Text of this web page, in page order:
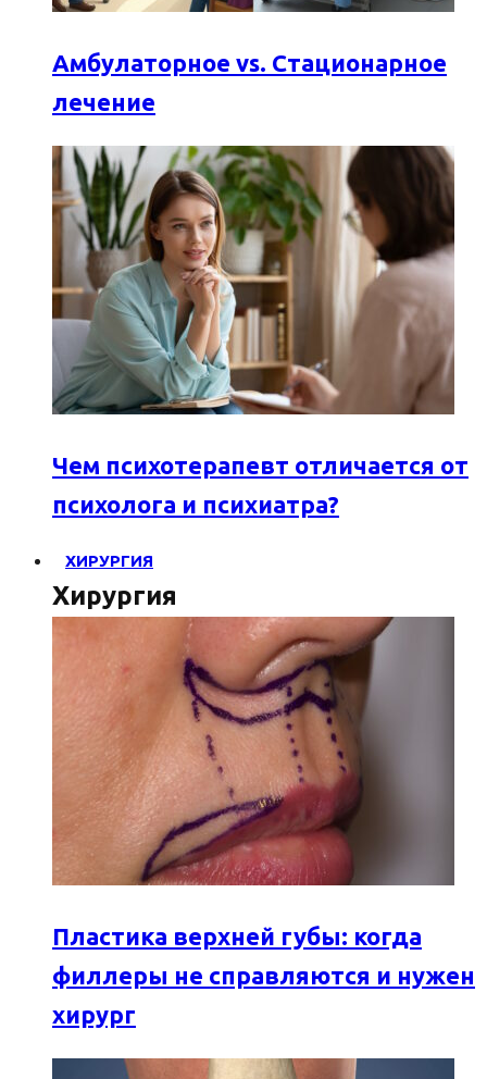
Амбулаторное vs. Стационарное
лечение
Чем психотерапевт отличается от
психолога и психиатра?
ХИРУРГИЯ
Хирургия
Пластика верхней губы: когда
филлеры не справляются и нужен
хирург